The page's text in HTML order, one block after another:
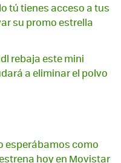
tú tienes acceso a tus
su promo estrella
rebaja este mini
a eliminar el polvo
esperábamos como
hoy en Movistar